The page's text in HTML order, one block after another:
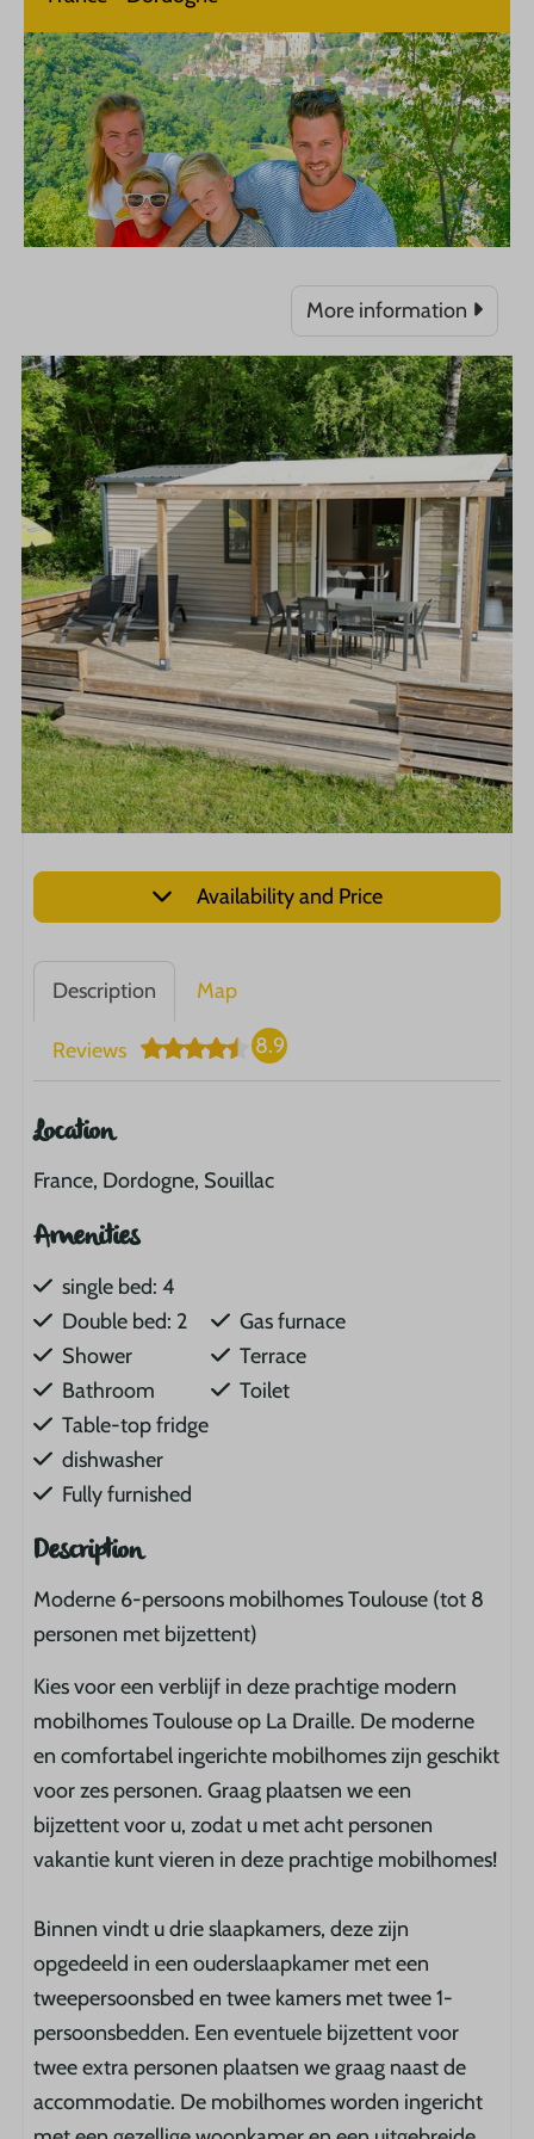
More information
Availability and Price
Description Map
Reviews 8.9
Location
France, Dordogne, Souillac
Amenities
single bed: 4
Double bed: 2
Shower
Bathroom
Gas furnace
Terrace
Toilet
Table-top fridge
dishwasher
Fully furnished
Description
Moderne 6-persoons mobilhomes Toulouse (tot 8
personen met bijzettent)
Kies voor een verblijf in deze prachtige modern
mobilhomes Toulouse op La Draille. De moderne
en comfortabel ingerichte mobilhomes zijn geschikt
voor zes personen. Graag plaatsen we een
bijzettent voor u, zodat u met acht personen
vakantie kunt vieren in deze prachtige mobilhomes!
Binnen vindt u drie slaapkamers, deze zijn
opgedeeld in een ouderslaapkamer met een
tweepersoonsbed en twee kamers met twee 1-
persoonsbedden. Een eventuele bijzettent voor
twee extra personen plaatsen we graag naast de
accommodatie. De mobilhomes worden ingericht